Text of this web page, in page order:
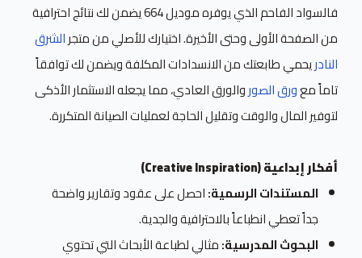
فالسواد الفاحم الذي يوفره موديل 664 يضمن لك نتائج احترافية
من الصفحة الأولى وحتى الأخيرة. اختيارك للأصلي من متجرالشرق
النادريحمي طابعتك من الانسدادات المكلفة ويضمن لك توافقاً
تاماً معورق الصوروالورق العادي، مما يجعله الاستثمار الأذكى
لتوفير المال والوقت وتقليل الحاجة لعمليات الصيانة المتكررة.
أفكار إبداعية (Creative Inspiration)
المستندات الرسمية:احصل على عقود وتقارير واضحة
جداً تعطي انطباعاً بالاحترافية والجدية.
البحوث المدرسية:مثالي لطباعة الأبحاث التي تحتوي